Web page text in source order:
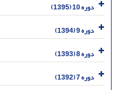
دوره 10 (1395)
دوره 9 (1394)
دوره 8 (1393)
دوره 7 (1392)